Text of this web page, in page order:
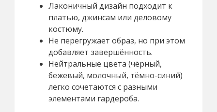
Лаконичный дизайн подходит к
платью, джинсам или деловому
костюму.
Не перегружает образ, но при этом
добавляет завершённость.
Нейтральные цвета (чёрный,
бежевый, молочный, тёмно-синий)
легко сочетаются с разными
элементами гардероба.